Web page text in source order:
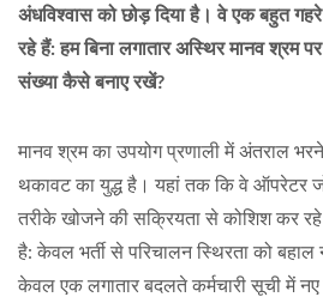
अंधविश्वास को छोड़ दिया है। वे एक बहुत
रहे हैं: हम बिना लगातार अस्थिर मानव श्रम पर
संख्या कैसे बनाए रखें?
मानव श्रम का उपयोग प्रणाली में अंतराल
थकावट का युद्ध है। यहां तक कि वे ऑपरेटर
तरीके खोजने की सक्रियता से कोशिश कर रहे
है: केवल भर्ती से परिचालन स्थिरता को
केवल एक लगातार बदलते कर्मचारी सूची में